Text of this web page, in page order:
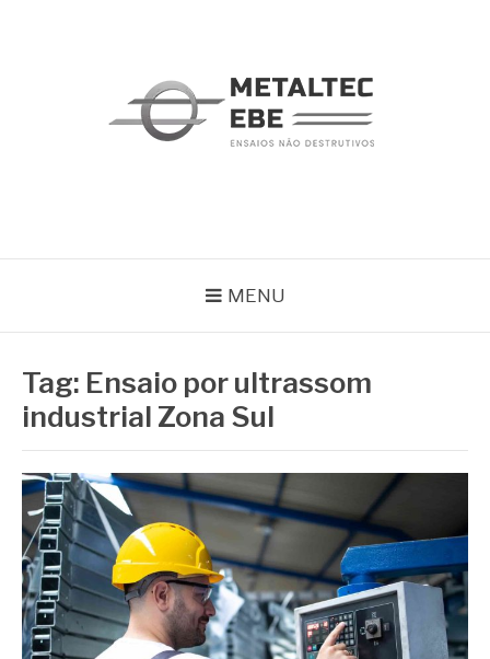
MENU
Tag: Ensaio por ultrassom
industrial Zona Sul